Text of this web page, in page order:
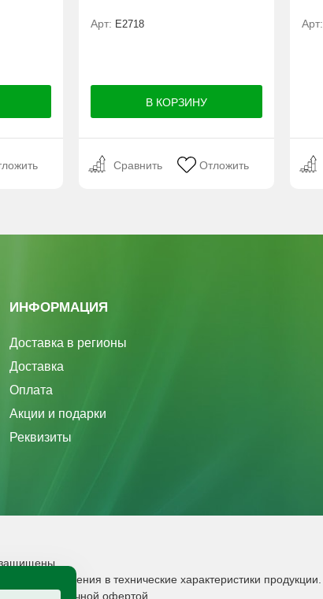
Арт: Е2718
Сравнить Отложить
Арт:
ИНФОРМАЦИЯ
Доставка в регионы
Доставка
Оплата
Акции и подарки
Реквизиты
изменения в технические характеристики продукции.
публичной офертой.